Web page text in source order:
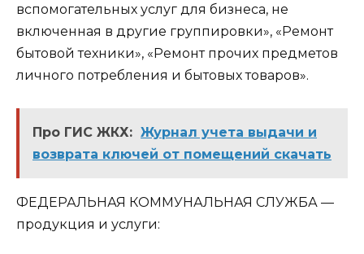
вспомогательных услуг для бизнеса, не
включенная в другие группировки», «Ремонт
бытовой техники», «Ремонт прочих предметов
личного потребления и бытовых товаров».
Про ГИС ЖКХ: Журнал учета выдачи и
возврата ключей от помещений скачать
ФЕДЕРАЛЬНАЯ КОММУНАЛЬНАЯ СЛУЖБА —
продукция и услуги: